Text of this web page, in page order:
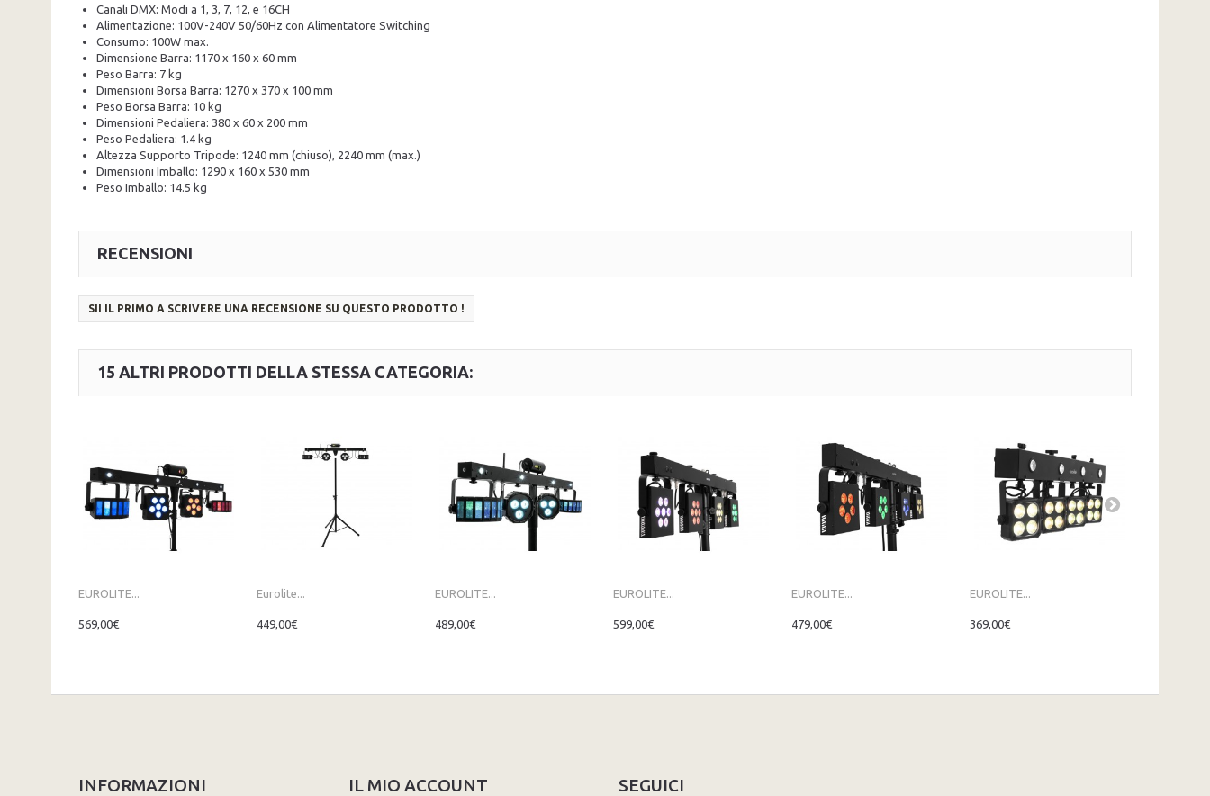
Canali DMX: Modi a 1, 3, 7, 12, e 16CH
Alimentazione: 100V-240V 50/60Hz con Alimentatore Switching
Consumo: 100W max.
Dimensione Barra: 1170 x 160 x 60 mm
Peso Barra: 7 kg
Dimensioni Borsa Barra: 1270 x 370 x 100 mm
Peso Borsa Barra: 10 kg
Dimensioni Pedaliera: 380 x 60 x 200 mm
Peso Pedaliera: 1.4 kg
Altezza Supporto Tripode: 1240 mm (chiuso), 2240 mm (max.)
Dimensioni Imballo: 1290 x 160 x 530 mm
Peso Imballo: 14.5 kg
RECENSIONI
SII IL PRIMO A SCRIVERE UNA RECENSIONE SU QUESTO PRODOTTO !
15 ALTRI PRODOTTI DELLA STESSA CATEGORIA:
EUROLITE...
569,00€
Eurolite...
449,00€
EUROLITE...
489,00€
EUROLITE...
599,00€
EUROLITE...
479,00€
EUROLITE...
369,00€
INFORMAZIONI IL MIO ACCOUNT SEGUICI